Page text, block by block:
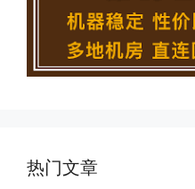
热门文章